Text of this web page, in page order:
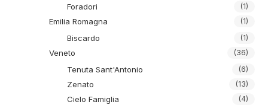
Foradori (1)
Emilia Romagna (1)
Biscardo (1)
Veneto (36)
Tenuta Sant'Antonio (6)
Zenato (13)
Cielo Famiglia (4)